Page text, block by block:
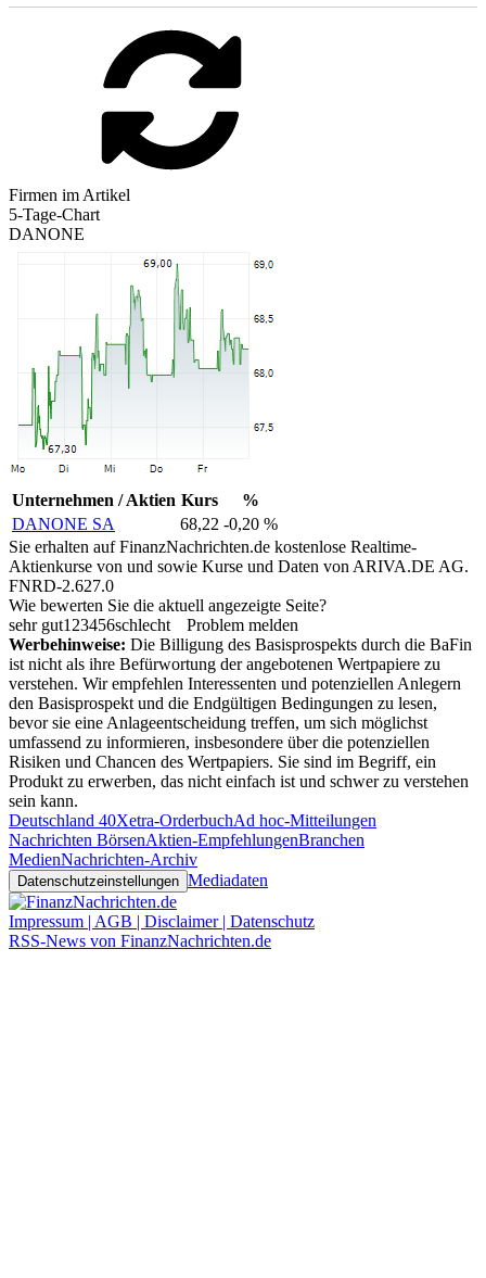
Firmen im Artikel
5-Tage-Chart
DANONE
Unternehmen / Aktien Kurs
%
DANONE SA
68,22 -0,20 %
Sie erhalten auf FinanzNachrichten.de kostenlose Realtime-
Aktienkurse von und sowie Kurse und Daten von ARIVA.DE AG.
FNRD-2.627.0
Wie bewerten Sie die aktuell angezeigte Seite?
sehr gut1 23456schlecht
Problem melden
Werbehinweise: Die Billigung des Basisprospekts durch die BaFin
ist nicht als ihre Befürwortung der angebotenen Wertpapiere zu
verstehen. Wir empfehlen Interessenten und potenziellen Anlegern
den Basisprospekt und die Endgültigen Bedingungen zu lesen,
bevor sie eine Anlageentscheidung treffen, um sich möglichst
umfassend zu informieren, insbesondere über die potenziellen
Risiken und Chancen des Wertpapiers. Sie sind im Begriff, ein
Produkt zu erwerben, das nicht einfach ist und schwer zu verstehen
sein kann.
Deutschland 40Xetra-OrderbuchAd hoc-Mitteilungen
Nachrichten BörsenAktien-EmpfehlungenBranchen
MedienNachrichten-Archiv
Datenschutzeinstellungen Mediadaten
Impressum | AGB | Disclaimer | Datenschutz
RSS-News von FinanzNachrichten.de